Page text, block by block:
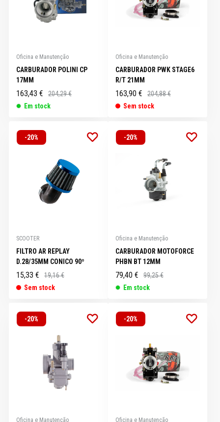
Oficina e Manutenção
CARBURADOR POLINI CP
17MM
163,43 €
204,29 €
Em stock
Oficina e Manutenção
CARBURADOR PWK STAGE6
R/T 21MM
163,90 €
204,88 €
Sem stock
-20%
SCOOTER
FILTRO AR REPLAY
D.28/35MM CONICO 90º
15,33 €
19,16 €
Sem stock
-20%
Oficina e Manutenção
CARBURADOR MOTOFORCE
PHBN BT 12MM
79,40 €
99,25 €
Em stock
-20%
Oficina e Manutenção
-20%
Oficina e Manutenção